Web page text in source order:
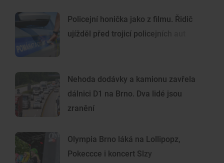
Policejní honička jako z filmu. Řidič
ujížděl před trojicí policejních aut
Nehoda dodávky a kamionu zavřela
dálnici D1 na Brno. Dva lidé jsou
zranění
Olympia Brno láká na Lollipopz,
Pokeccce i koncert Slzy